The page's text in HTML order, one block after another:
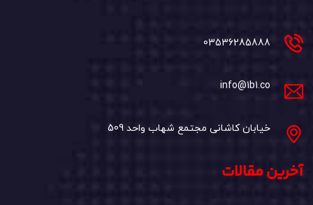
03536285888
info@1b1.co
خیابان کاشانی مجتمع شهاب واحد 509
آخرین مقالات